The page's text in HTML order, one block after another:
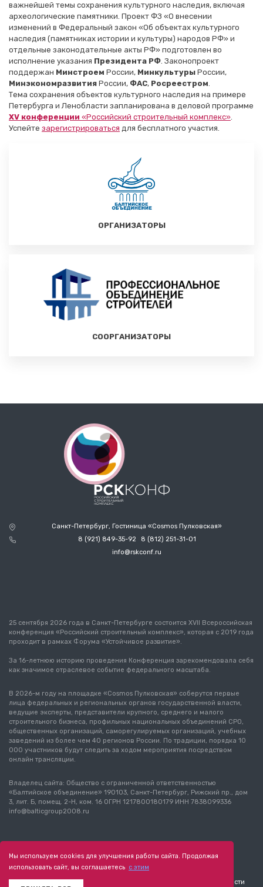
важнейшей темы сохранения культурного наследия, включая
археологические памятники. Проект ФЗ «О внесении
изменений в Федеральный закон «Об объектах культурного
наследия (памятниках истории и культуры) народов РФ» и
отдельные законодательные акты РФ» подготовлен во
исполнение указания Президента РФ. Законопроект
поддержан Минстроем России, Минкультуры России,
Минэкономразвития России, ФАС, Росреестром.
Тема сохранения объектов культурного наследия на примере
Петербурга и Ленобласти запланирована в деловой программе
XV конференции «Российский строительный комплекс».
Успейте зарегистрироваться для бесплатного участия.
ОРГАНИЗАТОРЫ
СООРГАНИЗАТОРЫ
Санкт-Петербург, Гостиница «Cosmos Пулковская»
8 (921) 849-35-92
8 (812) 251-31-01
info@rskconf.ru
25 сентября 2026 года в Санкт-Петербурге состоится XVII Всероссийская
конференция «Российский строительный комплекс», которая с 2019 года
проходит в рамках Форума «Устойчивое развитие».
За 16-летнюю историю проведения Конференция зарекомендовала себя
как значимое отраслевое событие федерального масштаба.
В 2026-м году на площадке «Cosmos Пулковская» соберутся первые
лица федеральных и региональных органов государственной власти,
ведущие эксперты, представители крупного, среднего и малого
строительного бизнеса, профильных национальных объединений СРО,
общественных организаций, саморегулируемых организаций, учебных
заведений из более чем 40 регионов России. По традиции, порядка 10
000 участников будут следить за ходом мероприятия посредством
онлайн трансляции.
Владелец сайта: Общество с ограниченной ответственностью
«Балтийское объединение» 190103, Санкт-Петербург, Рижский пр., дом
3, лит. Б, помещ. 2-Н, ком. 16 ОГРН 1217800180179 ИНН 7838099336
info@balticgroup2008.ru
0+
Пользовательское соглашение Политика конфиденциальности
Мы используем cookies для улучшения работы сайта. Продолжая
использовать сайт, вы соглашаетесь с этим